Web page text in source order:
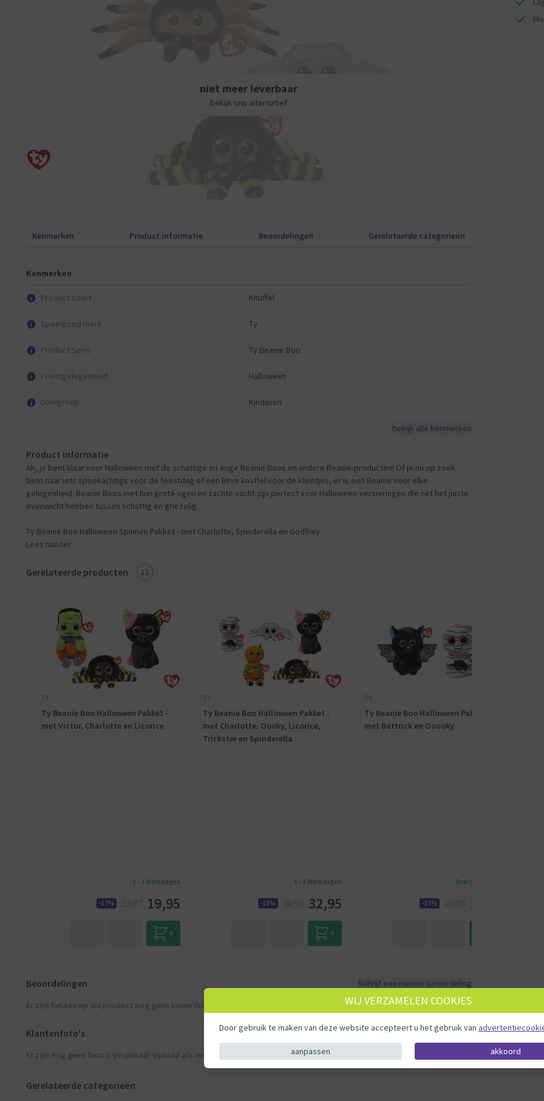
niet meer leverbaar
bekijk ons alternatief
Kenmerken Product informatie Beoordelingen Gerelateerde categorieën
Kenmerken
Product soort Knuffel
Speelgoed merk Ty
Product Serie Ty Beanie Boo
Feestgelegenheid Halloween
Doelgroep Kinderen
bekijk alle kenmerken
Product informatie
Ah, je bent klaar voor Halloween met de schattige en enge Beanie Boos en andere Beanie-producten! Of je nu op zoek
bent naar iets spookachtigs voor de feestdag of een lieve knuffel voor de kleintjes, er is een Beanie voor elke
gelegenheid. Beanie Boos met hun grote ogen en zachte vacht zijn perfect voor Halloween-versieringen die net het juiste
evenwicht hebben tussen schattig en griezelig.
Ty Beanie Boo Halloween Spinnen Pakket - met Charlotte, Spinderella en Godfrey
Lees minder
Gerelateerde producten 11
TY
Ty Beanie Boo Halloween Pakket -
met Victor, Charlotte en Licorice
-17% 19,95
1 - 3 Werkdagen
TY
Ty Beanie Boo Halloween Pakket -
met Charlotte, Oooky, Licorice,
Trickster en Spinderella
-18% 32,95
1 - 3 Werkdagen
TY
Ty Beanie Boo Halloween Pakket -
met Battrick en Ooooky
-13% 13,95
Direct leverbaar
Beoordelingen
Schrijf een nieuwe beoordeling
Er zijn helaas op dit product nog geen beoordelingen bekend
Klantenfoto's
Upload je eigen foto
Er zijn nog geen foto’s geupload! Upload als eerste de klantfoto’s
Gerelateerde categorieën
WIJ VERZAMELEN COOKIES
Door gebruik te maken van deze website accepteert u het gebruik van
aanpassen akkoord